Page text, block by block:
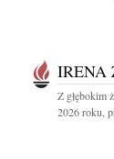
IRENA
Z głębokim
2026 roku,